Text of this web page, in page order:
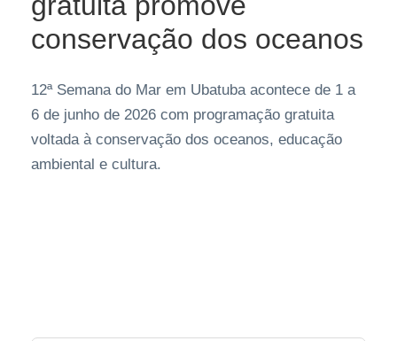
conservação dos oceanos
12ª Semana do Mar em Ubatuba acontece de 1 a
6 de junho de 2026 com programação gratuita
voltada à conservação dos oceanos, educação
ambiental e cultura.